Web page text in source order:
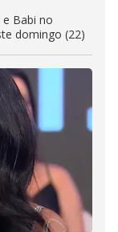
Babi no
domingo (22)